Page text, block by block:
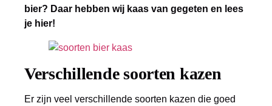
bier? Daar hebben wij kaas van gegeten en lees
je hier!
Verschillende soorten kazen
Er zijn veel verschillende soorten kazen die goed